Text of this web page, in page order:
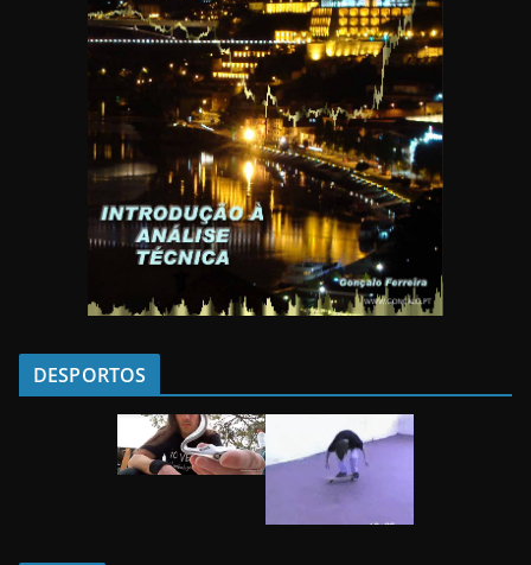
DESPORTOS